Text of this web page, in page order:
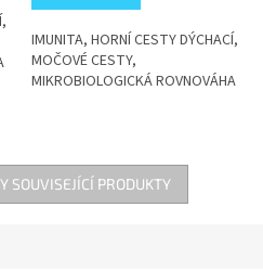
IMUNITA, HORNÍ CESTY DÝCHACÍ,
MOČOVÉ CESTY,
MIKROBIOLOGICKÁ ROVNOVÁHA
SOUVISEJÍCÍ PRODUKTY